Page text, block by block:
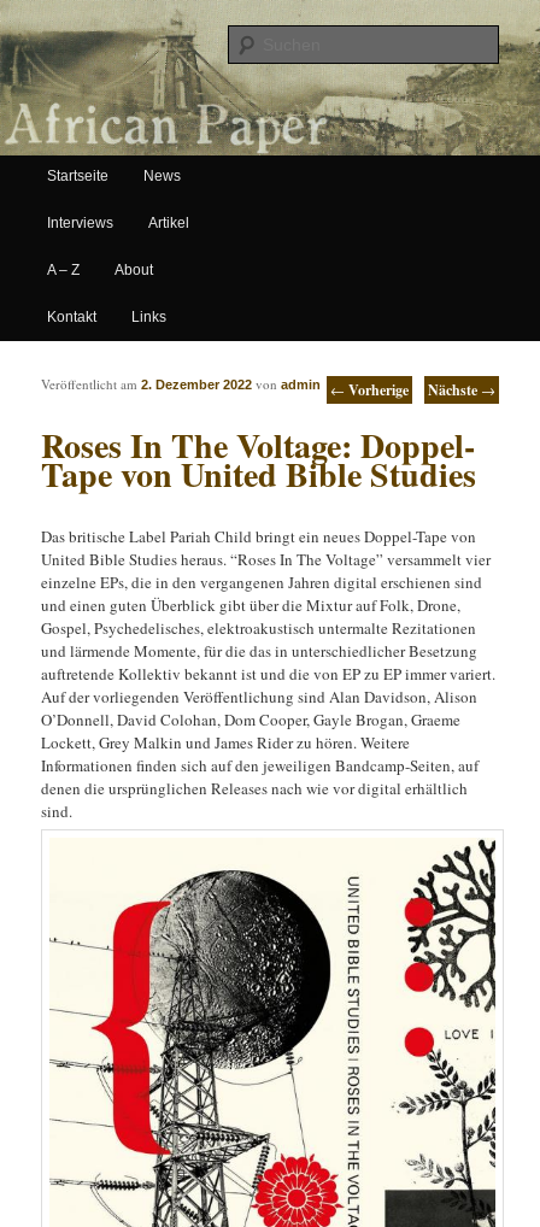
African Paper
Hauptmenü
Zum Inhalt wechseln
Zum sekundären Inhalt wechseln
Startseite News
Interviews Artikel
A – Z About
Kontakt Links
Artikelnavigation ← Vorherige Nächste →
Roses In The Voltage: Doppel-
Tape von United Bible Studies
Veröffentlicht am2. Dezember 2022 vonadmin
Das britische Label Pariah Child bringt ein neues Doppel-Tape von
United Bible Studies heraus. “Roses In The Voltage” versammelt vier
einzelne EPs, die in den vergangenen Jahren digital erschienen sind
und einen guten Überblick gibt über die Mixtur auf Folk, Drone,
Gospel, Psychedelisches, elektroakustisch untermalte Rezitationen
und lärmende Momente, für die das in unterschiedlicher Besetzung
auftretende Kollektiv bekannt ist und die von EP zu EP immer variert.
Auf der vorliegenden Veröffentlichung sind Alan Davidson, Alison
O’Donnell, David Colohan, Dom Cooper, Gayle Brogan, Graeme
Lockett, Grey Malkin und James Rider zu hören. Weitere
Informationen finden sich auf den jeweiligen Bandcamp-Seiten, auf
denen die ursprünglichen Releases nach wie vor digital erhältlich
sind.